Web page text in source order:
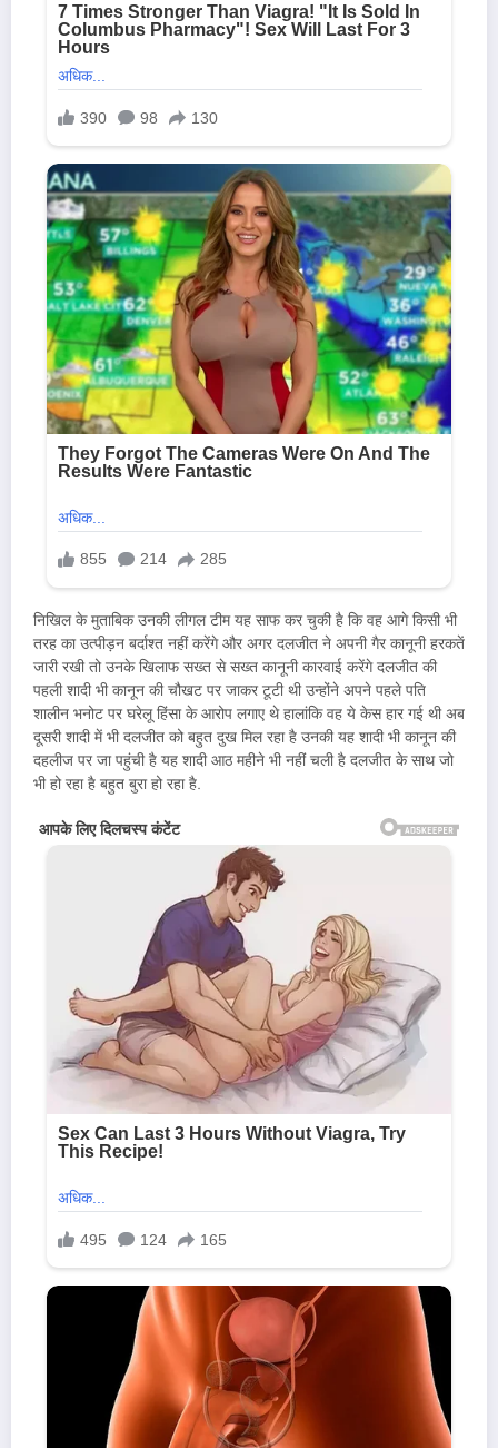
निखिल के मुताबिक उनकी लीगल टीम यह साफ कर चुकी है कि वह आगे किसी भी
तरह का उत्पीड़न बर्दाश्त नहीं करेंगे और अगर दलजीत ने अपनी गैर कानूनी हरकतें
जारी रखी तो उनके खिलाफ सख्त से सख्त कानूनी कारवाई करेंगे दलजीत की
पहली शादी भी कानून की चौखट पर जाकर टूटी थी उन्होंने अपने पहले पति
शालीन भनोट पर घरेलू हिंसा के आरोप लगाए थे हालांकि वह ये केस हार गई थी अब
दूसरी शादी में भी दलजीत को बहुत दुख मिल रहा है उनकी यह शादी भी कानून की
दहलीज पर जा पहुंची है यह शादी आठ महीने भी नहीं चली है दलजीत के साथ जो
भी हो रहा है बहुत बुरा हो रहा है.